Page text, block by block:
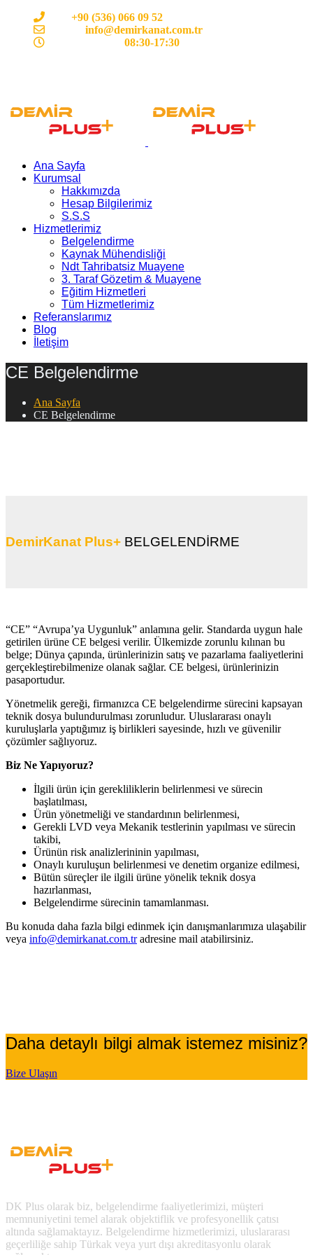
+90 (536) 066 09 52
info@demirkanat.com.tr
08:30-17:30
Ana Sayfa
Kurumsal
Hakkımızda
Hesap Bilgilerimiz
S.S.S
Hizmetlerimiz
Belgelendirme
Kaynak Mühendisliği
Ndt Tahribatsiz Muayene
3. Taraf Gözetim & Muayene
Eğitim Hizmetleri
Tüm Hizmetlerimiz
Referanslarımız
Blog
İletişim
CE Belgelendirme
Ana Sayfa
CE Belgelendirme
DemirKanat Plus+ BELGELENDİRME
“CE” “Avrupa’ya Uygunluk” anlamına gelir. Standarda uygun hale
getirilen ürüne CE belgesi verilir. Ülkemizde zorunlu kılınan bu
belge; Dünya çapında, ürünlerinizin satış ve pazarlama faaliyetlerini
gerçekleştirebilmenize olanak sağlar. CE belgesi, ürünlerinizin
pasaportudur.
Yönetmelik gereği, firmanızca CE belgelendirme sürecini kapsayan
teknik dosya bulundurulması zorunludur. Uluslararası onaylı
kuruluşlarla yaptığımız iş birlikleri sayesinde, hızlı ve güvenilir
çözümler sağlıyoruz.
Biz Ne Yapıyoruz?
İlgili ürün için gerekliliklerin belirlenmesi ve sürecin
başlatılması,
Ürün yönetmeliği ve standardının belirlenmesi,
Gerekli LVD veya Mekanik testlerinin yapılması ve sürecin
takibi,
Ürünün risk analizlerininin yapılması,
Onaylı kuruluşun belirlenmesi ve denetim organize edilmesi,
Bütün süreçler ile ilgili ürüne yönelik teknik dosya
hazırlanması,
Belgelendirme sürecinin tamamlanması.
Bu konuda daha fazla bilgi edinmek için danışmanlarımıza ulaşabilir
veya info@demirkanat.com.tradresine mail atabilirsiniz.
Daha detaylı bilgi almak istemez misiniz?
Bize Ulaşın
DK Plus olarak biz, belgelendirme faaliyetlerimizi, müşteri
memnuniyetini temel alarak objektiflik ve profesyonellik çatısı
altında sağlamaktayız. Belgelendirme hizmetlerimizi, uluslararası
geçerliliğe sahip Türkak veya yurt dışı akreditasyonlu olarak